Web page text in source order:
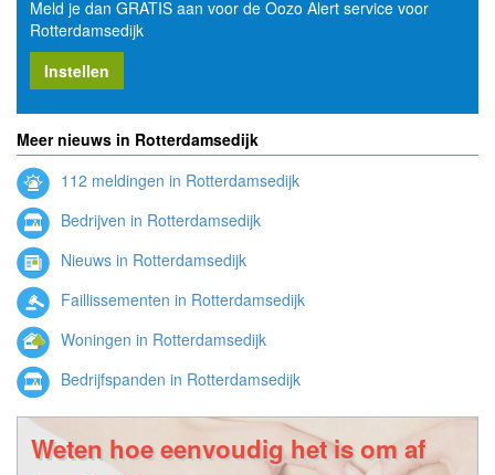
Meld je dan GRATIS aan voor de Oozo Alert service voor
Rotterdamsedijk
Instellen
Meer nieuws in Rotterdamsedijk
112 meldingen in Rotterdamsedijk
Bedrijven in Rotterdamsedijk
Nieuws in Rotterdamsedijk
Faillissementen in Rotterdamsedijk
Woningen in Rotterdamsedijk
Bedrijfspanden in Rotterdamsedijk
Weten hoe eenvoudig het is om af